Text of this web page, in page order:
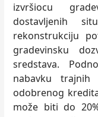
izvršiocu
dostavljenih
rekonstrukciju
gradevinsku
sredstava.
nabavku
odobrenog
može biti do